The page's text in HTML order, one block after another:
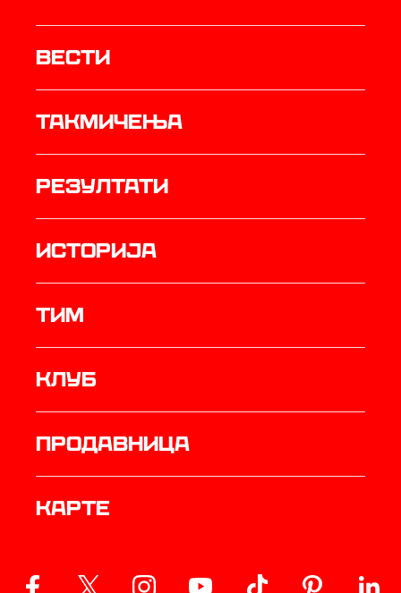
Вести
Такмичења
резултати
историја
ТИМ
Клуб
продавница
Карте